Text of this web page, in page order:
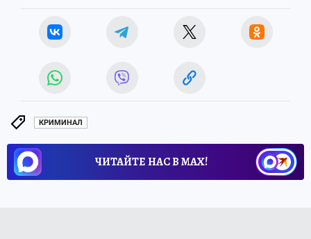
КРИМИНАЛ
ЧИТАЙТЕ НАС В МАХ!